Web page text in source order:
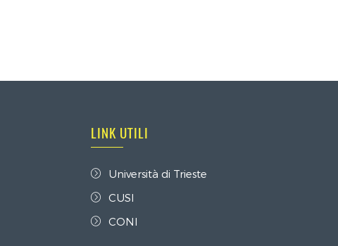
LINK UTILI
Università di Trieste
CUSI
CONI